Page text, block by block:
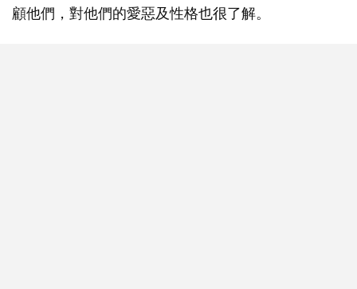
顧他們，對他們的愛惡及性格也很了解。